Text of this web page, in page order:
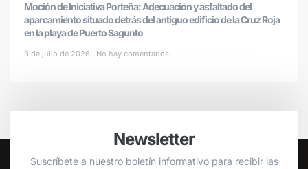
Moción de Iniciativa Porteña: Adecuación y asfaltado del
aparcamiento situado detrás del antiguo edificio de la Cruz Roja
en la playa de Puerto Sagunto
3 de julio de 2026 No hay comentarios
Newsletter
Suscríbete a nuestro boletín informativo para recibir las